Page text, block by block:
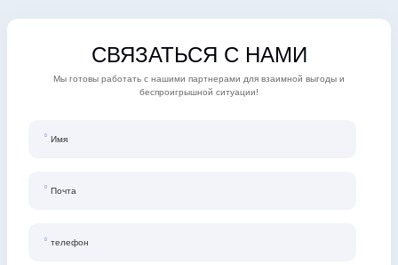
СВЯЗАТЬСЯ С НАМИ
Мы готовы работать с нашими партнерами для взаимной выгоды и
беспроигрышной ситуации!
Имя
Почта
телефон